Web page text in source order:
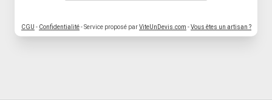
CGU - Confidentialité- Service proposé parViteUnDevis.com -Vous êtes un artisan ?